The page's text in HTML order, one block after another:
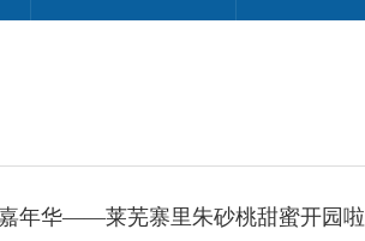
年华——莱芜寨里朱砂桃甜蜜开园啦